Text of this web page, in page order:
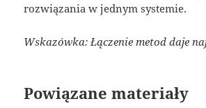
rozwiązania w jednym systemie.
Wskazówka: Łączenie metod daje
Powiązane materiały